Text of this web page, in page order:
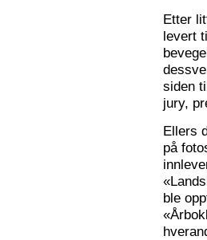
Etter
levert
siden
jury,
Ellers
på
ble